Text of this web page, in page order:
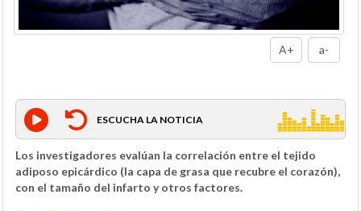
A+ a-
ESCUCHA LA NOTICIA
Los investigadores evalúan la correlación entre el tejido
adiposo epicárdico (la capa de grasa que recubre el corazón),
con el tamaño del infarto y otros factores.